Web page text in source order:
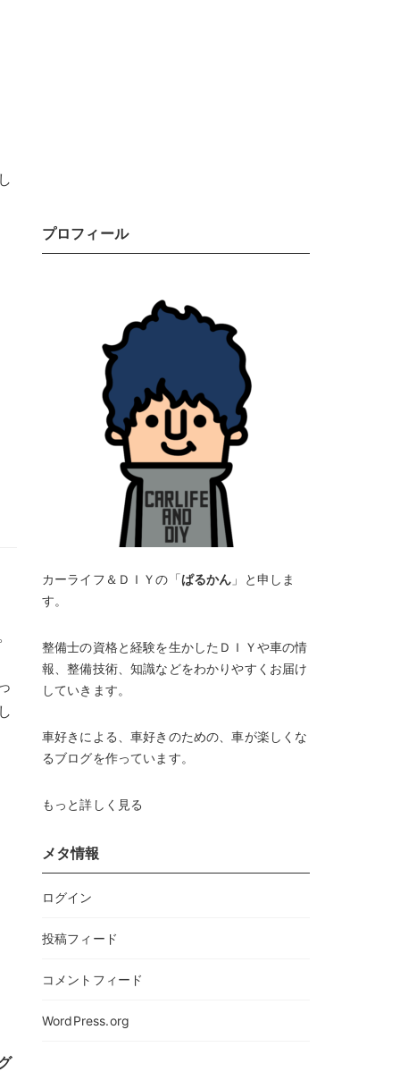
プロフィール
カーライフ＆ＤＩＹの「ぱるかん 」と申しま
す。
整備士の資格と経験を生かしたＤＩＹや車の情
報、整備技術、知識などをわかりやすくお届け
していきます。
車好きによる、車好きのための、車が楽しくな
るブログを作っています。
もっと詳しく見る
メタ情報
ログイン
投稿フィード
コメントフィード
WordPress.org